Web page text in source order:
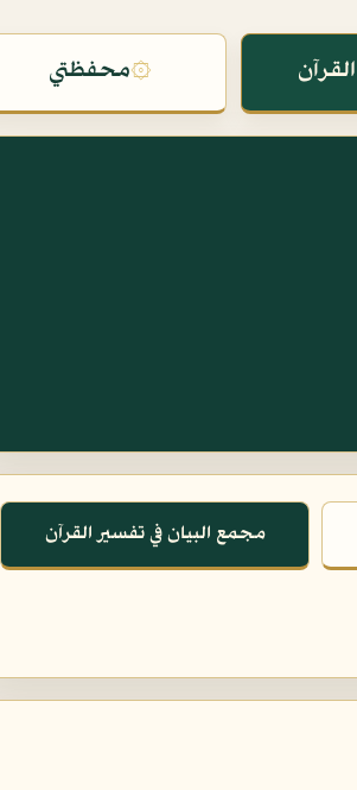
۞محفظتي
مجمع البيان في تفسير القرآن